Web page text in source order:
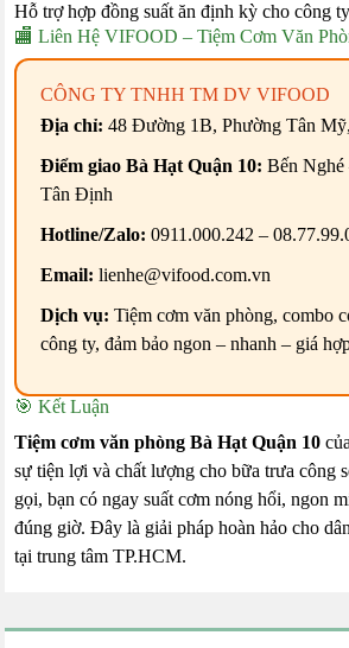
Hỗ trợ hợp đồng suất ăn định kỳ cho công
🏬 Liên Hệ VIFOOD – Tiệm Cơm Văn
CÔNG TY TNHH TM DV VIFOOD
Địa chỉ: 48 Đường 1B, Phường Tân
Điểm giao Bà Hạt Quận 10: Bến Nghé
Tân Định
Hotline/Zalo: 0911.000.242 –
Email: lienhe@vifood.com.vn
Dịch vụ: Tiệm cơm văn phòng, combo
công ty, đảm bảo ngon – nhanh – giá
🎯 Kết Luận
Tiệm cơm văn phòng Bà Hạt Quận 10
sự tiện lợi và chất lượng cho bữa trưa công
gọi, bạn có ngay suất cơm nóng hổi, ngon
đúng giờ. Đây là giải pháp hoàn hảo cho
tại trung tâm TP.HCM.